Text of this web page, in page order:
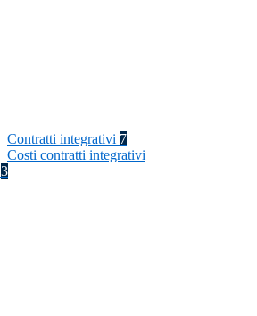
Contratti integrativi 7
Costi contratti integrativi
3